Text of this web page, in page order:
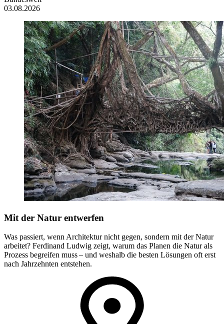
03.08.2026
Mit der Natur entwerfen
Was passiert, wenn Architektur nicht gegen, sondern mit der Natur
arbeitet? Ferdinand Ludwig zeigt, warum das Planen die Natur als
Prozess begreifen muss – und weshalb die besten Lösungen oft erst
nach Jahrzehnten entstehen.